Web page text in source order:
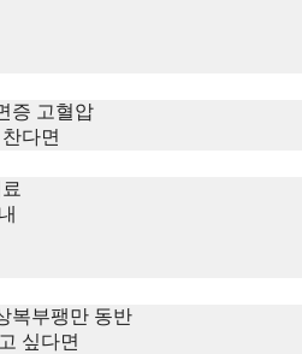
증 고혈압
다면
복부팽만 동반
싶다면